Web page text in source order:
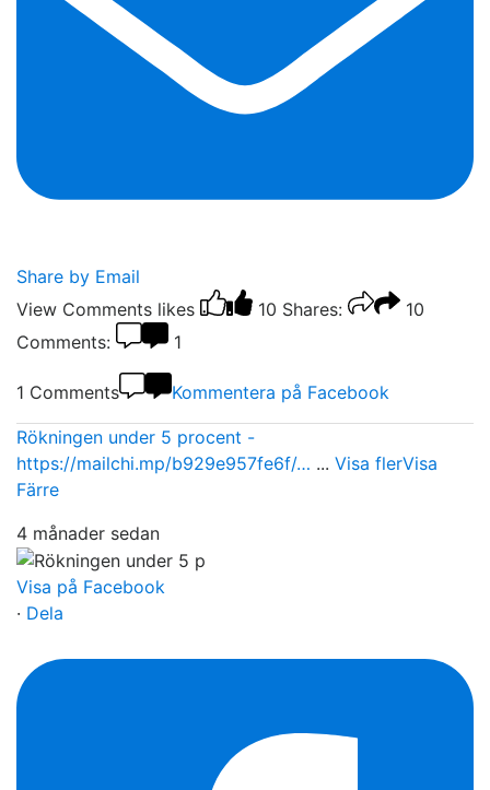
Share by Email
View Comments likes 10 Shares:
10
Comments:
1
1 Comments Kommentera på Facebook
Rökningen under 5 procent -
https://mailchi.mp/b929e957fe6f/… ... Visa flerVisa
Färre
4 månader sedan
Visa på Facebook
· Dela